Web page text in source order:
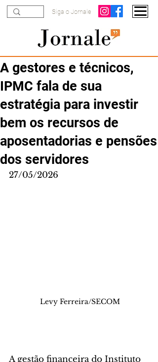
Siga o Jornale
A gestores e técnicos,
IPMC fala de sua
estratégia para investir
bem os recursos de
aposentadorias e pensões
dos servidores
27/05/2026
Levy Ferreira/SECOM
A gestão financeira do Instituto